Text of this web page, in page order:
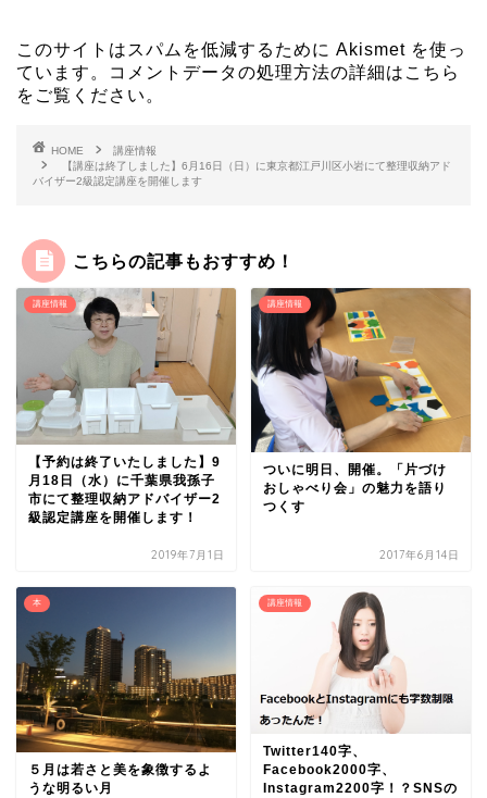
このサイトはスパムを低減するために Akismet を使っ
ています。
コメントデータの処理方法の詳細はこちら
をご覧ください 。
HOME
講座情報
【講座は終了しました】6月16日（日）に東京都江戸川区小岩にて整理収納アド
バイザー2級認定講座を開催します
こちらの記事もおすすめ！
講座情報
【予約は終了いたしました】9
月18日（水）に千葉県我孫子
市にて整理収納アドバイザー2
級認定講座を開催します！
2019年7月1日
講座情報
ついに明日、開催。「片づけ
おしゃべり会」の魅力を語り
つくす
2017年6月14日
本
５月は若さと美を象徴するよ
うな明るい月
講座情報
Twitter140字、
Facebook2000字、
Instagram2200字！？SNSの